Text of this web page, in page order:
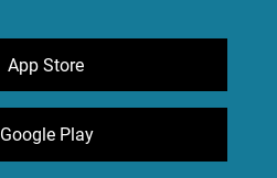
App Store
Google Play